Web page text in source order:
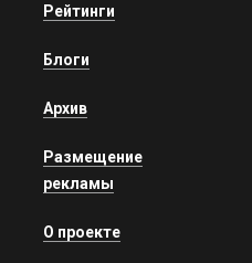
Рейтинги
Блоги
Архив
Размещение
рекламы
О проекте